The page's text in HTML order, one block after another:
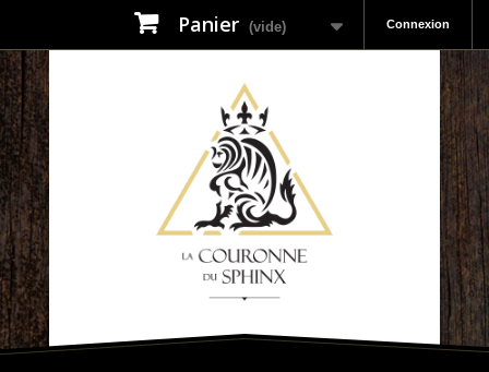
Connexion
Panier (vide)